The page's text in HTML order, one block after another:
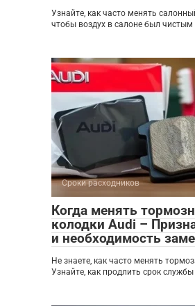
Узнайте, как часто менять
чтобы воздух в салоне был чистым
Сроки расходников
Когда менять
колодки Audi –
и необходимость
Не знаете, как часто менять
Узнайте, как продлить срок службы